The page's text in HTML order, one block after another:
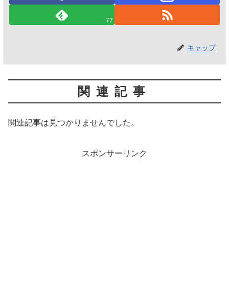
77
キャップ
関連記事
関連記事は見つかりませんでした。
スポンサーリンク